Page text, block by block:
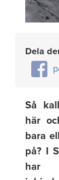
Dela
Så
här
bara
på? I
har